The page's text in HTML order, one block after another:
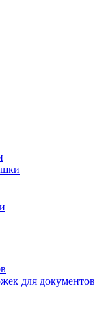
для документов